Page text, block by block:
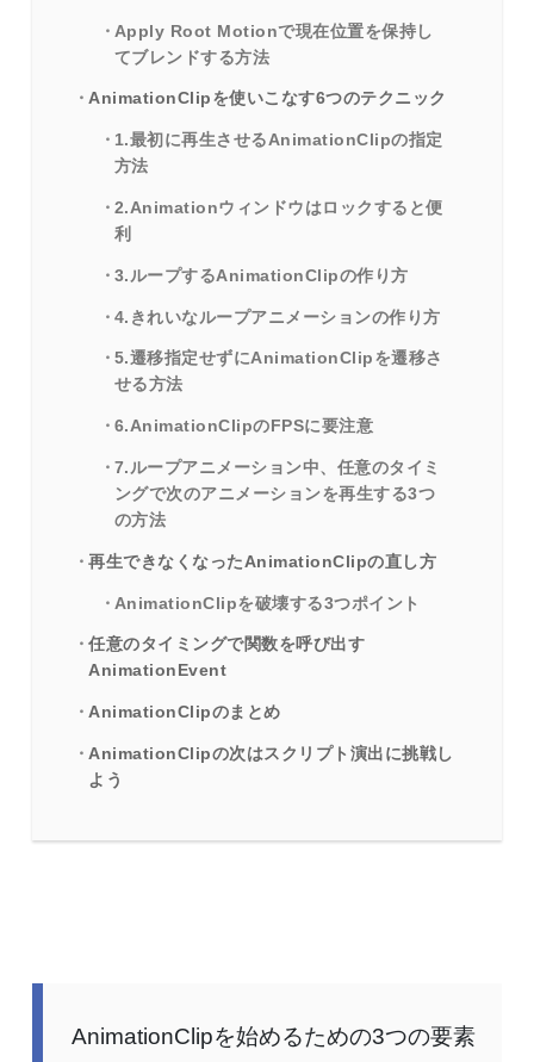
Apply Root Motionで現在位置を保持し
てブレンドする方法
AnimationClipを使いこなす6つのテクニック
1.最初に再生させるAnimationClipの指定
方法
2.Animationウィンドウはロックすると便
利
3.ループするAnimationClipの作り方
4.きれいなループアニメーションの作り方
5.遷移指定せずにAnimationClipを遷移さ
せる方法
6.AnimationClipのFPSに要注意
7.ループアニメーション中、任意のタイミ
ングで次のアニメーションを再生する3つ
の方法
再生できなくなったAnimationClipの直し方
AnimationClipを破壊する3つポイント
任意のタイミングで関数を呼び出す
AnimationEvent
AnimationClipのまとめ
AnimationClipの次はスクリプト演出に挑戦し
よう
AnimationClipを始めるための3つの要素